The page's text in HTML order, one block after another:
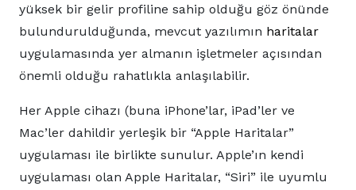
yüksek bir gelir profiline sahip olduğu göz önünde
bulundurulduğunda, mevcut yazılımın haritalar
uygulamasında yer almanın işletmeler açısından
önemli olduğu rahatlıkla anlaşılabilir.
Her Apple cihazı (buna iPhone’lar, iPad’ler ve
Mac’ler dahildir yerleşik bir “Apple Haritalar”
uygulaması ile birlikte sunulur. Apple’ın kendi
uygulaması olan Apple Haritalar, “Siri” ile uyumlu